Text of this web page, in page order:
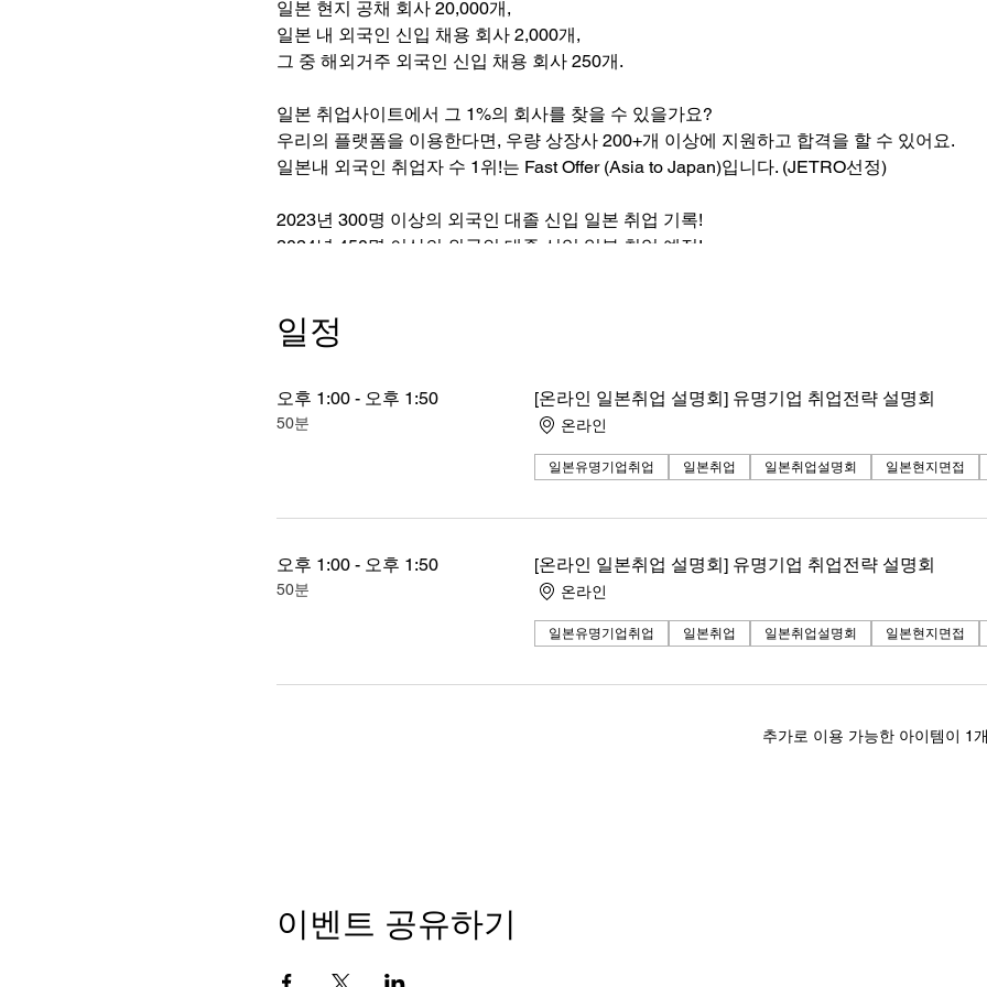
일본 현지 공채 회사 20,000개,
일본 내 외국인 신입 채용 회사 2,000개,
그 중 해외거주 외국인 신입 채용 회사 250개.
일본 취업사이트에서 그 1%의 회사를 찾을 수 있을가요?
우리의 플랫폼을 이용한다면, 우량 상장사 200+개 이상에 지원하고 합격을 할 수 있어요.
일본내 외국인 취업자 수 1위!는 Fast Offer (Asia to Japan)입니다. (JETRO선정)
2023년 300명 이상의 외국인 대졸 신입 일본 취업 기록!
2024년 450명 이상의 외국인 대졸 신입 일본 취업 예정!
더 이상 이런 시간 낭비 하지 마세요.
일본 유명기업 현지 면접시 항공 및 숙소 무료 제공!
2023년 11월부터 한국 학생들을 모집하며, 현재 5명 이상의 친구들이 이미 내년도 취업 합격
일본 현지에서 면접보고, 내정(합격)받고 귀국하는 거 어때요?
6월 8일(토) 오후 12시 문과계 일본취업 설명회
오후 1시 이공계 일본취업 설명회
6월 15일(토) 오후 12시 문과계 일본취업 설명회
오후 1시 이공계 일본취업 설명회
일정
오후 1:00 - 오후 1:50
50분
[온라인 일본취업 설명회] 유명기업 취업전략 설명회
온라인
일본유명기업취업 일본취업 일본취업설명회 일본현지면접
오후 1:00 - 오후 1:50
50분
[온라인 일본취업 설명회] 유명기업 취업전략 설명회
온라인
일본유명기업취업 일본취업 일본취업설명회 일본현지면접
추가로 이용 가능한 아이템이 1
이벤트 공유하기